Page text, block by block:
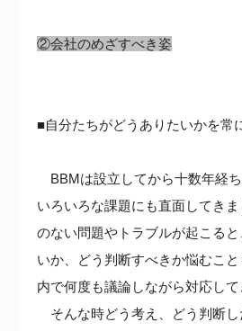
②会社のめざすべき姿
■自分たちがどうありたいかを常
BBMは設立してから十数年経
いろいろな課題にも直面してき
のない問題やトラブルが起こる
いか、どう判断すべきか悩むこ
内で何度も議論しながら対応して
そんな時どう考え、どう判断し